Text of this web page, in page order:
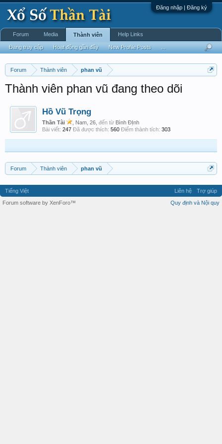
Đăng nhập | Đăng ký
Forum Thành viên phan vũ
Thành viên phan vũ đang theo dõi
Hồ Vũ Trọng
Thần Tài , Nam, 26, đến từ Bình ĐỊnh
Bài viết: 247 Đã được thích: 560 Điểm thành tích: 303
Forum Thành viên phan vũ
Forum Media Thành viên
Đang truy cập Hoạt động gần đây New Profile Posts
Help Links
Tiếng Việt Liên hệ
Trợ giúp
Quy định và Nội quy
Forum software by XenForo™